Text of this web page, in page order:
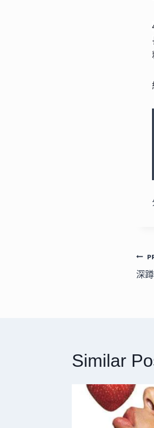
文
章
深
Similar